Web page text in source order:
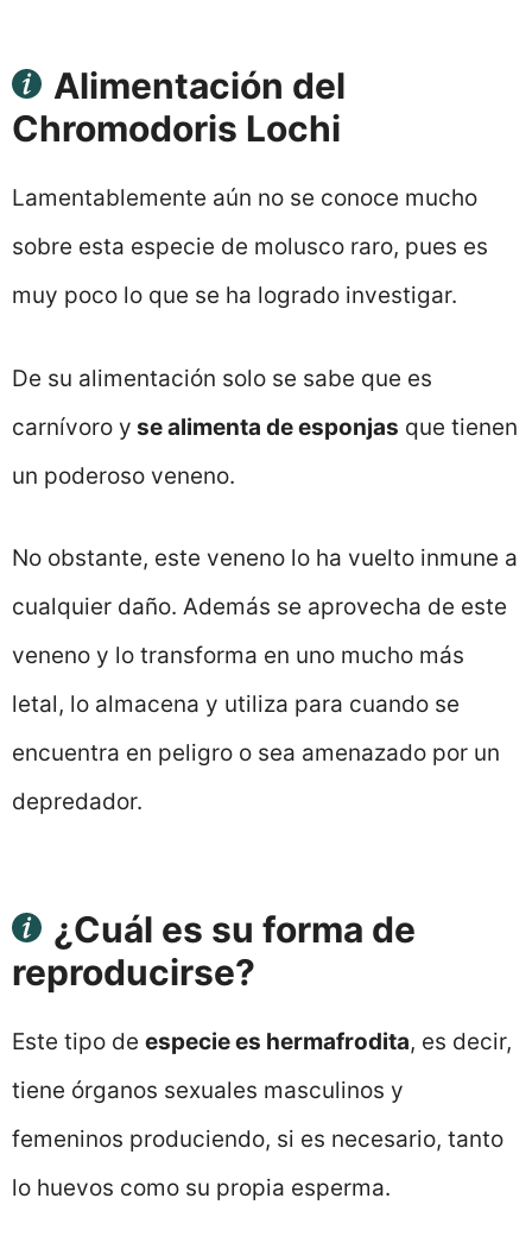
Alimentación del
Chromodoris Lochi
Lamentablemente aún no se conoce mucho
sobre esta especie de molusco raro, pues es
muy poco lo que se ha logrado investigar.
De su alimentación solo se sabe que es
carnívoro y se alimenta de esponjas que tienen
un poderoso veneno.
No obstante, este veneno lo ha vuelto inmune a
cualquier daño. Además se aprovecha de este
veneno y lo transforma en uno mucho más
letal, lo almacena y utiliza para cuando se
encuentra en peligro o sea amenazado por un
depredador.
¿Cuál es su forma de
reproducirse?
Este tipo de especie es hermafrodita, es decir,
tiene órganos sexuales masculinos y
femeninos produciendo, si es necesario, tanto
lo huevos como su propia esperma.